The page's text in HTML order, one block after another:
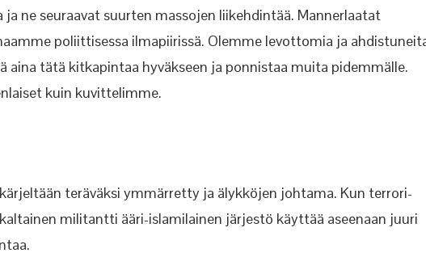
ne seuraavat suurten massojen liikehdintää. Mannerlaatat
poliittisessa ilmapiirissä. Olemme levottomia ja
tätä kitkapintaa hyväkseen ja ponnistaa muita pidemmälle.
kuin kuvittelimme.
teräväksi ymmärretty ja älykköjen johtama. Kun terrori-
militantti ääri-islamilainen järjestö käyttää aseenaan juuri